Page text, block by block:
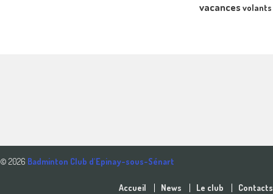
vacancesvolants
© 2026 Badminton Club d'Epinay-sous-Sénart
Accueil News Le club Contacts